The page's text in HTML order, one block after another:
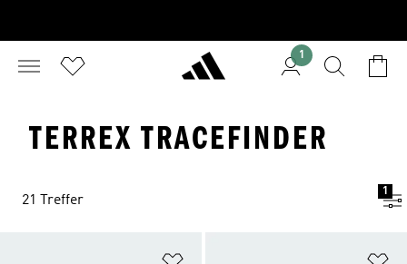
1
TERREX TRACEFINDER
21 Treffer
1